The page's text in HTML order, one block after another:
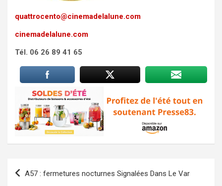
quattrocento@cinemadelalune.com
cinemadelalune.com
Tél. 06 26 89 41 65
Navigation
A57 : fermetures nocturnes Signalées Dans Le Var